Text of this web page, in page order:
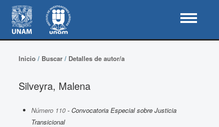
Inicio/ Buscar/ Detalles de autor/a
Silveyra, Malena
Número 110- Convocatoria Especial sobre Justicia
Transicional